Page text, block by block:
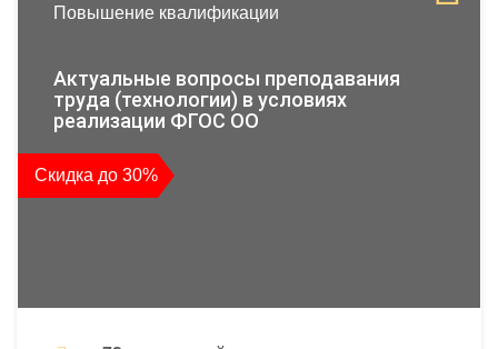
Повышение квалификации
Актуальные вопросы преподавания
труда (технологии) в условиях
реализации ФГОС ОО
Скидка до 30%